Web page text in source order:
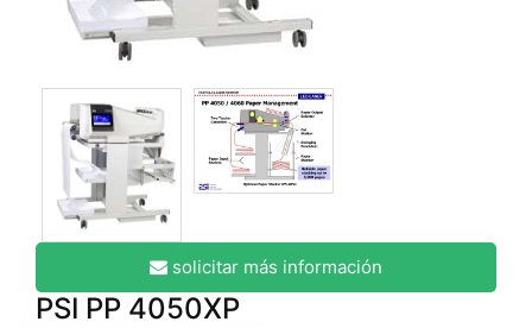
solicitar más información
PSI PP 4050XP